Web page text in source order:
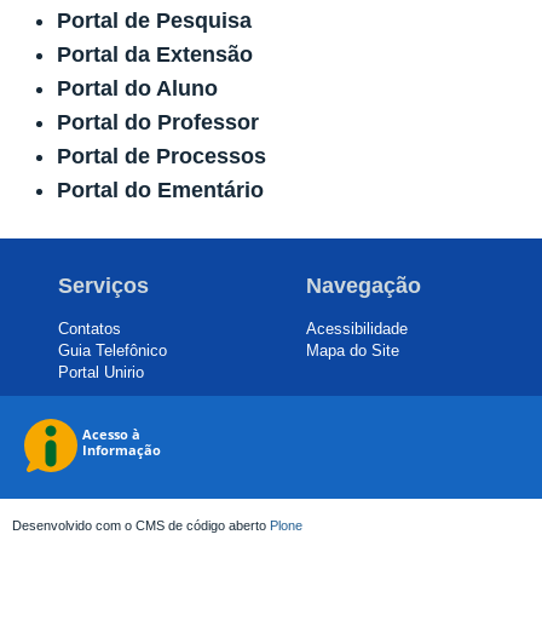
Portal de Pesquisa
Portal da Extensão
Portal do Aluno
Portal do Professor
Portal de Processos
Portal do Ementário
Serviços
Contatos
Guia Telefônico
Portal Unirio
Navegação
Acessibilidade
Mapa do Site
Desenvolvido com o CMS de código aberto Plone